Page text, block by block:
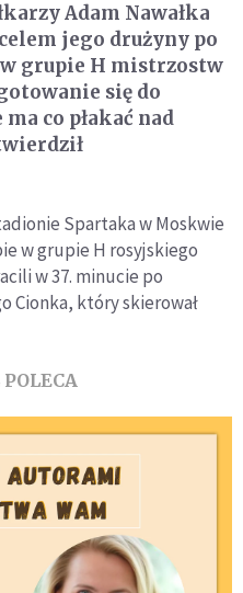
Adam Nawałka
jego drużyny po
w grupie H mistrzostw
się do
co płakać nad
Spartaka w Moskwie
w grupie H rosyjskiego
w 37. minucie po
Cionka, który skierował